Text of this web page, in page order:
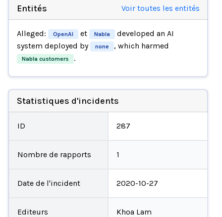
Entités Voir toutes les entités
Alleged: OpenAI et Nabla
developed an AI
system deployed by
none , which harmed
Nabla customers .
Statistiques d'incidents
ID 287
Nombre de rapports 1
Date de l'incident 2020-10-27
Editeurs Khoa Lam